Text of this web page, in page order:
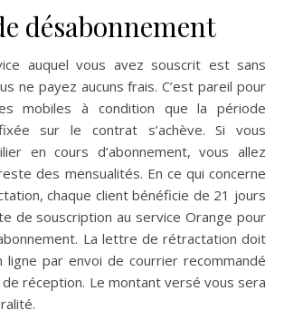
désabonnement
auquel vous avez souscrit est sans
ne payez aucuns frais. C’est pareil pour
mobiles à condition que la période
fixée sur le contrat s’achève. Si vous
en cours d’abonnement, vous allez
des mensualités. En ce qui concerne
chaque client bénéficie de 21 jours
de souscription au service Orange pour
La lettre de rétractation doit
ligne par envoi de courrier recommandé
de réception. Le montant versé vous sera